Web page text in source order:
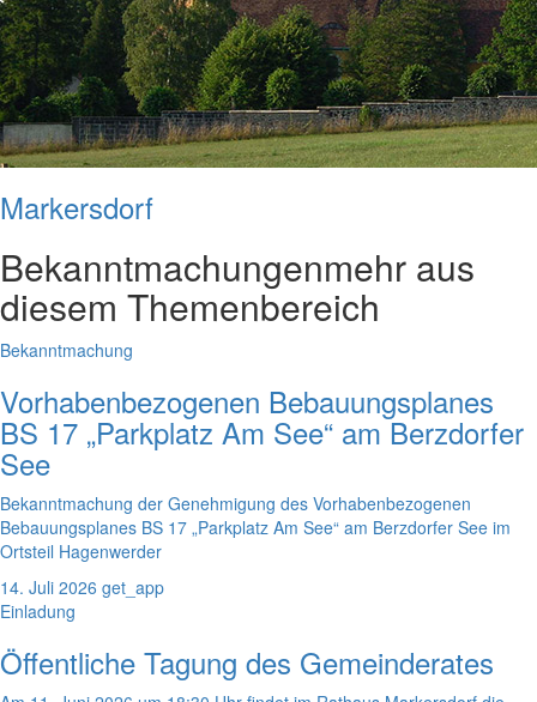
Markersdorf
Bekanntmachungenmehr aus
diesem Themenbereich
Bekanntmachung
Vorhabenbezogenen Bebauungsplanes
BS 17 „Parkplatz Am See“ am Berzdorfer
See
Bekanntmachung der Genehmigung des Vorhabenbezogenen
Bebauungsplanes BS 17 „Parkplatz Am See“ am Berzdorfer See im
Ortsteil Hagenwerder
14. Juli 2026 get_app
Einladung
Öffentliche Tagung des Gemeinderates